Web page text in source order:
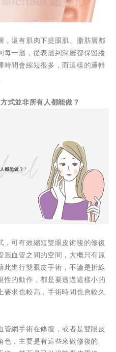
，還有肌肉下提眼肌、脂肪層都
每一層，從表層到深層都保留縱
時間會縮短很多，而這樣的邏輯
式並非所有人都能做？
可有效縮短雙眼皮術後的修復
跟血管之間的空間，大概只有原
進行雙眼皮手術，不論是折線
性的動作，都是要透過這樣小的
求也較高，手術時間也會較久
管網手術在修復，或者是雙眼皮
色，主要是有這些來做修復的